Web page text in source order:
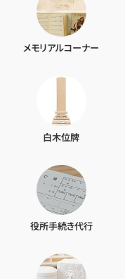
メモリアルコーナー
白木位牌
役所手続き代行